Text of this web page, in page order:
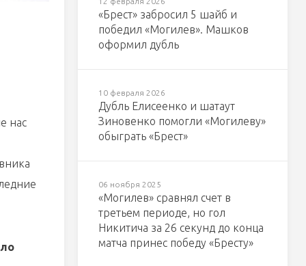
нас
«Брест» забросил 5 шайб и
победил «Могилев». Машков
оформил дубль
10 февраля 2026
Дубль Елисеенко и шатаут
Зиновенко помогли «Могилеву»
обыграть «Брест»
06 ноября 2025
«Могилев» сравнял счет в
третьем периоде, но гол
Никитича за 26 секунд до конца
матча принес победу «Бресту»